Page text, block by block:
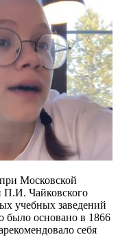
Московской
П.И. Чайковского
учебных заведений
основано в 1866
себя